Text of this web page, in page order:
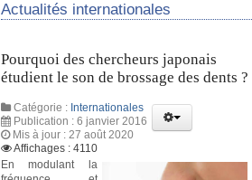
Actualités internationales
Pourquoi des chercheurs japonais
étudient le son de brossage des dents ?
Catégorie : Internationales
Publication : 6 janvier 2016
Mis à jour : 27 août 2020
Affichages : 4110
En modulant la